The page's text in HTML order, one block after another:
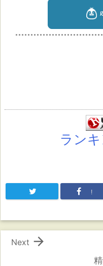
ラン
!

Next